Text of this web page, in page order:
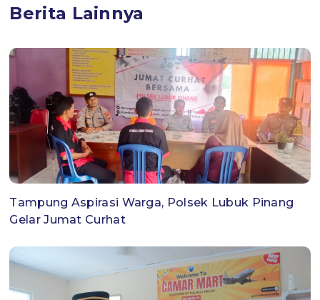
Berita Lainnya
Tampung Aspirasi Warga, Polsek Lubuk Pinang
Gelar Jumat Curhat